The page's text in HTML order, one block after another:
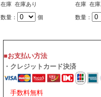
在庫 在庫あり
数量： 個
在庫 在
数量：
■お支払い方法
・クレジットカード決済
手数料無料